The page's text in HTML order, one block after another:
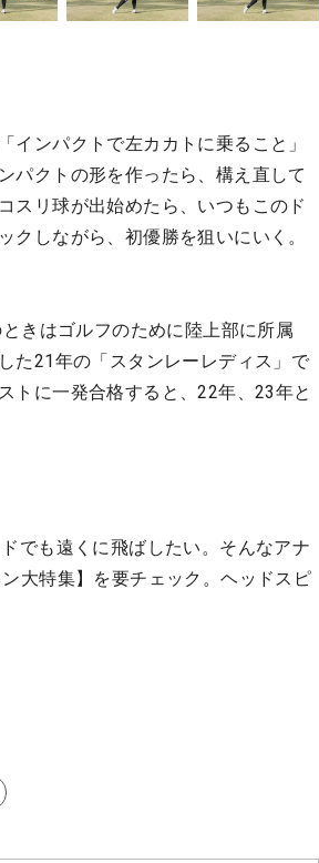
インパクトで左カカトに乗ること」
パクトの形を作ったら、構え直して
スリ球が出始めたら、いつもこのド
クしながら、初優勝を狙いにいく。
きはゴルフのために陸上部に所属
た21年の「スタンレーレディス」で
トに一発合格すると、22年、23年と
でも遠くに飛ばしたい。そんなアナ
大特集】を要チェック。ヘッドスピ